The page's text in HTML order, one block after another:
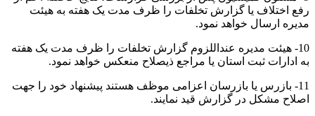
رفع اختلاف یا گزارش تخلفات را ظرف مدت یک هفته به هیئت
مدیره ارسال خواهد نمود.
10- هیئت مدیره عنداللزوم گزارش تخلفات را ظرف مدت یک هفته
به ادارات ثبت استان یا مراجع ذیصلاح منعکس خواهد نمود.
11- بازرس یا بازرسان اعزامی موظف هستند پیشنهاد خود را جهت
اصلاح مشکل در گزارش قید نمایند.